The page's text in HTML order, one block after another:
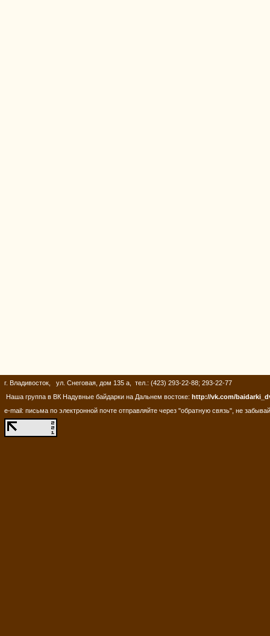
г. Владивосток, ул. Снеговая, дом 135 а, тел.: (423) 293-22-88; 293-22-77
Наша группа в ВК Надувные байдарки на Дальнем востоке: http://vk.com/
e-mail: письма по электронной почте отправляйте через "обратную связь", не